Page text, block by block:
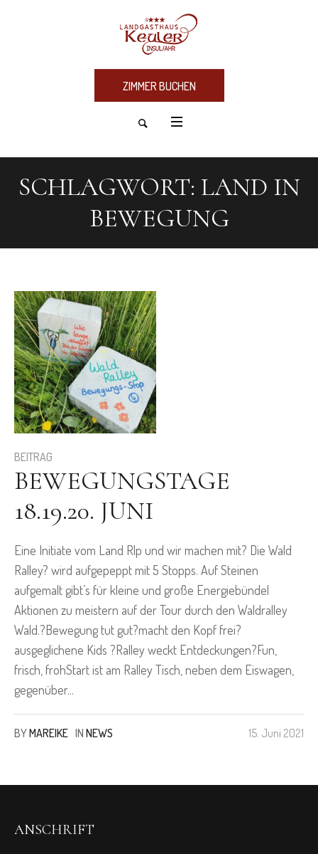
ZIMMER BUCHEN
SCHLAGWORT: LAND IN
BEWEGUNG
BEITRAG
BEWEGUNGSTAGE
18.19.20. JUNI
Eine Initiate vom Land Rlp und wir machen mit? Die Wald
Ralley? wird aufgepeppt mit 5 Stopps. Auf Steinen
aufgemalt gibt’s für kleine und große Energiebündel
Aktionen zu meistern auf der Tour durch den Waldralley
Wald.?Bewegung tut gut?macht den Kopf frei?
ausgeglichene Kids ?Ralley weckt Entdeckungen?Fun,
frisch, frohStart ist am Ralley Tisch, neben dem Eiswagen,
gegenüber...
15. Juni 2021
BYMAREIKE IN NEWS
ANSCHRIFT